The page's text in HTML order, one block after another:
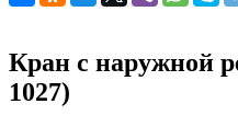
Кран с наружной
1027)